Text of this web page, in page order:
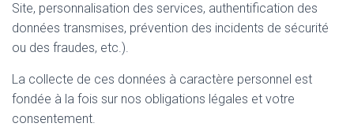
Site, personnalisation des services, authentification des
données transmises, prévention des incidents de sécurité
ou des fraudes, etc.).
La collecte de ces données à caractère personnel est
fondée à la fois sur nos obligations légales et votre
consentement.